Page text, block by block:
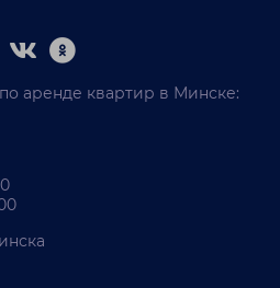
аренде квартир в Минске: